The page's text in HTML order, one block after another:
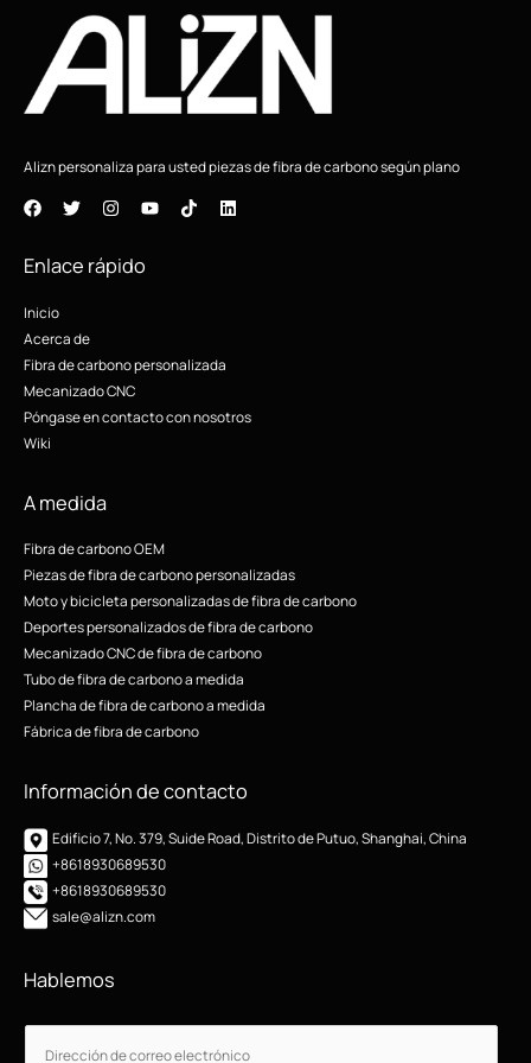
Alizn personaliza para usted piezas de fibra de carbono según plano
Enlace rápido
Inicio
Acerca de
Fibra de carbono personalizada
Mecanizado CNC
Póngase en contacto con nosotros
Wiki
A medida
Fibra de carbono OEM
Piezas de fibra de carbono personalizadas
Moto y bicicleta personalizadas de fibra de carbono
Deportes personalizados de fibra de carbono
Mecanizado CNC de fibra de carbono
Tubo de fibra de carbono a medida
Plancha de fibra de carbono a medida
Fábrica de fibra de carbono
Información de contacto
Edificio 7, No. 379, Suide Road, Distrito de Putuo, Shanghai, China
+8618930689530
+8618930689530
sale@alizn.com
Hablemos
C